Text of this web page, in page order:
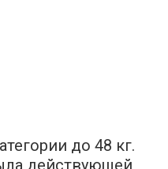
до 48 кг.
действующей